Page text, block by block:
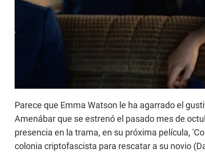
Parece que Emma Watson le ha agarrado el
Amenábar que se estrenó el pasado mes de
presencia en la trama, en su próxima película,
colonia criptofascista para rescatar a su novio